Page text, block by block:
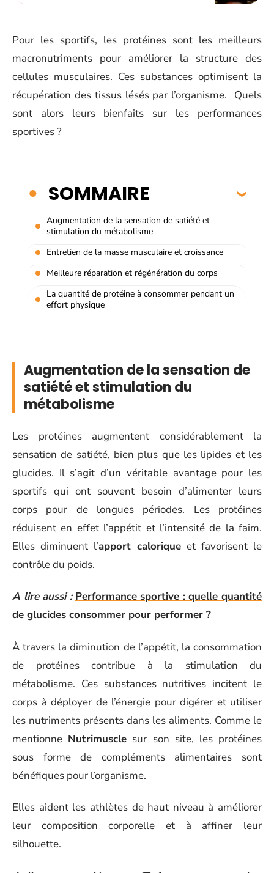
Pour les sportifs, les protéines sont les meilleurs
macronutriments pour améliorer la structure des
cellules musculaires. Ces substances optimisent la
récupération des tissus lésés par l’organisme. Quels
sont alors leurs bienfaits sur les performances
sportives ?
SOMMAIRE
Augmentation de la sensation de satiété et
stimulation du métabolisme
Entretien de la masse musculaire et croissance
Meilleure réparation et régénération du corps
La quantité de protéine à consommer pendant un
effort physique
Augmentation de la sensation de
satiété et stimulation du
métabolisme
Les protéines augmentent considérablement la
sensation de satiété, bien plus que les lipides et les
glucides. Il s’agit d’un véritable avantage pour les
sportifs qui ont souvent besoin d’alimenter leurs
corps pour de longues périodes. Les protéines
réduisent en effet l’appétit et l’intensité de la faim.
Elles diminuent l’apport calorique et favorisent le
contrôle du poids.
A lire aussi : Performance sportive : quelle quantité
de glucides consommer pour performer ?
À travers la diminution de l’appétit, la consommation
de protéines contribue à la stimulation du
métabolisme. Ces substances nutritives incitent le
corps à déployer de l’énergie pour digérer et utiliser
les nutriments présents dans les aliments. Comme le
mentionne Nutrimuscle sur son site, les protéines
sous forme de compléments alimentaires sont
bénéfiques pour l’organisme.
Elles aident les athlètes de haut niveau à améliorer
leur composition corporelle et à affiner leur
silhouette.